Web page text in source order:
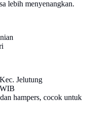
lebih menyenangkan.
Jelutung
hampers, cocok untuk